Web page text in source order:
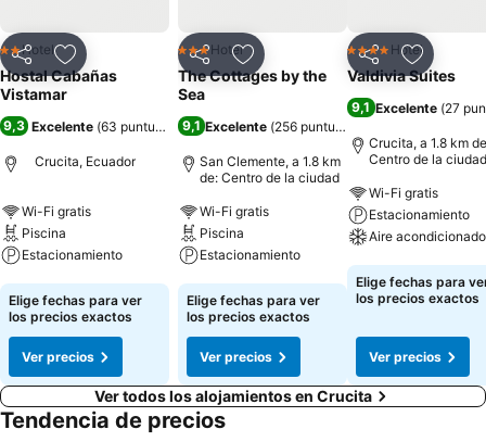
CompartirAgregar a favoritos
2 Estrellas
Hotel
Hostal Cabañas
Vistamar
9,3 Excelente (63 puntuaciones )
Crucita, Ecuador
Wi-Fi gratis
Piscina
Estacionamiento
Ver precios
Elige fechas para ver
los precios exactos
Ver precios
CompartirAgregar a favoritos
3 Estrellas
Hotel
The Cottages by the
Sea
9,1 Excelente (256 puntuaciones
San Clemente, a 1.8 km
de: Centro de la ciudad
Wi-Fi gratis
Piscina
Estacionamiento
Ver precios
Elige fechas para ver
los precios exactos
Ver precios
CompartirAgregar
4 EstrellasHotel
Valdivia Suites
9,1 Excelente (27
Crucita, a 1.8 km
Centro de la ciudad
Wi-Fi gratis
Estacionamiento
Aire acondicionado
Ver precios
Elige fechas para
los precios exactos
Ver precios
Ver todos los alojamientos en Crucita
Tendencia de precios